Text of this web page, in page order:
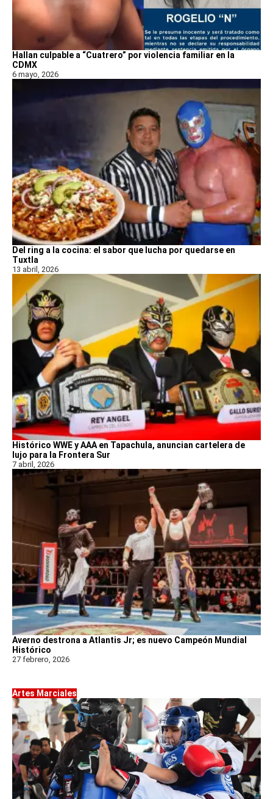
Hallan culpable a “Cuatrero” por violencia familiar en la
CDMX
6 mayo, 2026
Del ring a la cocina: el sabor que lucha por quedarse en
Tuxtla
13 abril, 2026
Histórico WWE y AAA en Tapachula, anuncian cartelera de
lujo para la Frontera Sur
7 abril, 2026
Averno destrona a Atlantis Jr; es nuevo Campeón Mundial
Histórico
27 febrero, 2026
Artes Marciales